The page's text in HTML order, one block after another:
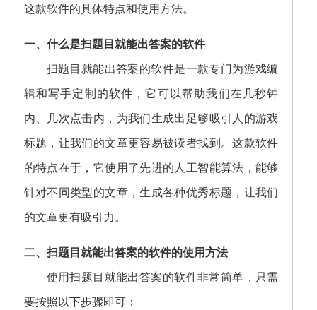
这款软件的具体特点和使用方法。
一、什么是扫题目就能出答案的软件
扫题目就能出答案的软件是一款专门为游戏编
辑和写手定制的软件，它可以帮助我们在几秒钟
内、几次点击内，为我们生成出足够吸引人的游戏
标题，让我们的文章更容易被读者找到。这款软件
的特点在于，它使用了先进的人工智能算法，能够
针对不同类型的文章，生成各种优秀标题，让我们
的文章更有吸引力。
二、扫题目就能出答案的软件的使用方法
使用扫题目就能出答案的软件非常简单，只需
要按照以下步骤即可：